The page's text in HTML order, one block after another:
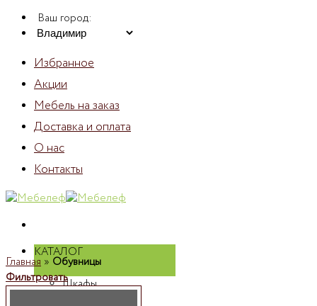
Skip
Ваш город:
Избранное
Акции
Мебель на заказ
Доставка и оплата
О нас
Контакты
КАТАЛОГ
Шкафы
Главная » Обувницы
Фильтровать